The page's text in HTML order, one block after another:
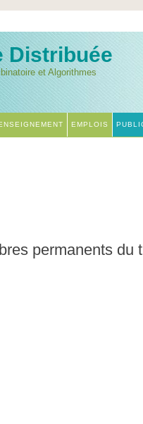
Distribuée
et Algorithmes
EMPLOIS
permanents du